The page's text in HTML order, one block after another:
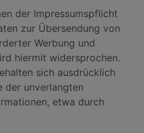
der Impressumspflicht
zur Übersendung von
Werbung und
hiermit widersprochen.
sich ausdrücklich
der unverlangten
etwa durch